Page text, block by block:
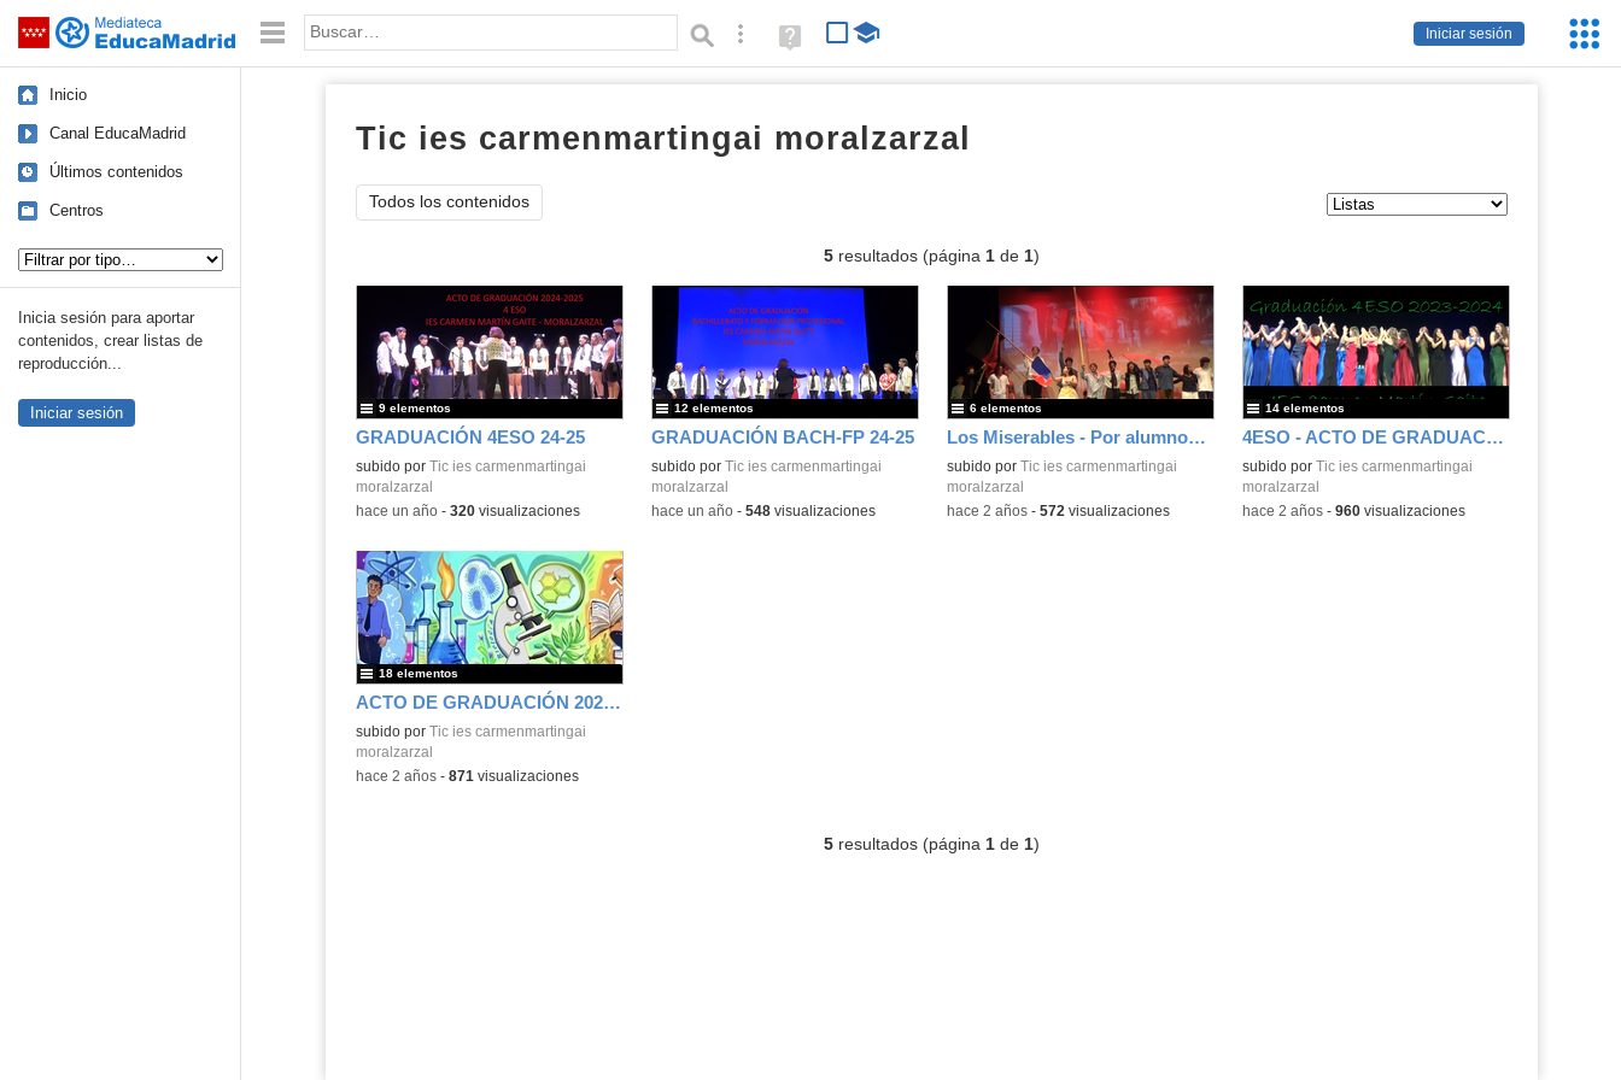
Saltar navegación
Iniciar sesión
Palabra o frase: Búsqueda avanzada
Ayuda
(en
Inicio
Canal EducaMadrid
Últimos contenidos
Centros
Inicia sesión para aportar
contenidos, crear listas de
reproducción...
Iniciar sesión
Tic ies carmenmartingai moralzarzal
Todos los contenidos
5resultados (página 1de 1)
GRADUACIÓN 4ESO 24-25
subido por Tic ies carmenmartingai
moralzarzal
9 elementos
-hace un año- 320visualizaciones
GRADUACIÓN BACH-FP 24-25
subido por Tic ies carmenmartingai
moralzarzal
12 elementos
-hace un año- 548visualizaciones
Los Miserables - Por alumnos del IES Carmen Martín Gaite
subido por Tic ies carmenmartingai
moralzarzal
6 elementos
-hace 2 años- 572 visualizaciones
4ESO - ACTO DE GRADUACIÓN 2023-2024
subido por Tic ies carmenmartingai
moralzarzal
14 elementos
-hace 2 años- 960visualizaciones
ACTO DE GRADUACIÓN 2023-2024
subido por Tic ies carmenmartingai
moralzarzal
18 elementos
-hace 2 años- 871 visualizaciones
5resultados (página 1de 1)